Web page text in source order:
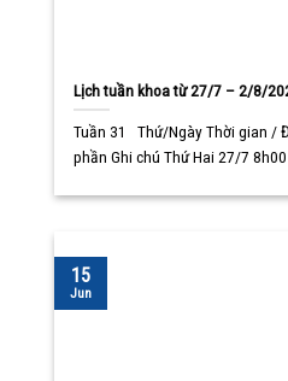
Lịch tuần khoa từ 27/7 – 2/8/
Tuần 31 Thứ/Ngày Thời gian /
phần Ghi chú Thứ Hai 27/7 8h00
15
Jun